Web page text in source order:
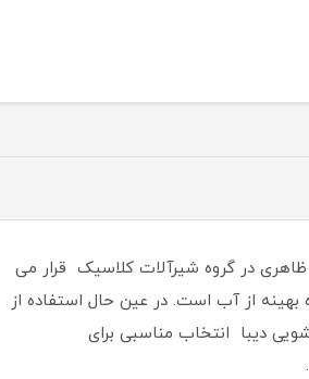
در گروه شیرآلات کلاسیک قرار می
بهینه از آب است. در عین حال استفاده از
دیبا انتخاب مناسبی برای